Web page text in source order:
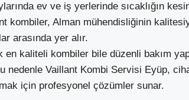
ev ve iş yerlerinde sıcaklığın
kombiler, Alman mühendisliğinin
arasında yer alır.
en kaliteli kombiler bile düzenli bakım
nedenle Vaillant Kombi Servisi Eyüp,
için profesyonel çözümler sunar.